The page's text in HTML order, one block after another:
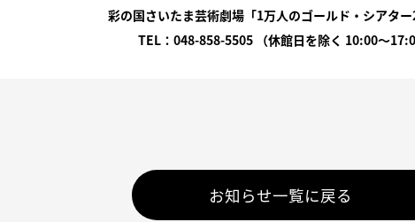
彩の国さいたま芸術劇場「1万人のゴールド・シアタ
TEL：048-858-5505 （休館日を除く 10:00〜
お知らせ一覧に戻る